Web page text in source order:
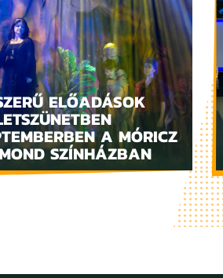
ELŐADÁSOK
A MÓRICZ
SZÍNHÁZBAN